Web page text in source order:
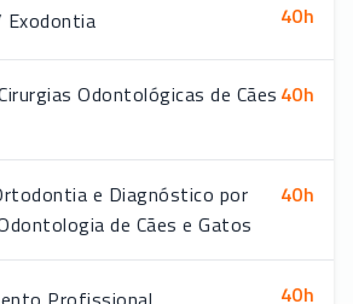
Exodontia 40h
Odontológicas de Cães 40h
e Diagnóstico por
de Cães e Gatos
40h
40h